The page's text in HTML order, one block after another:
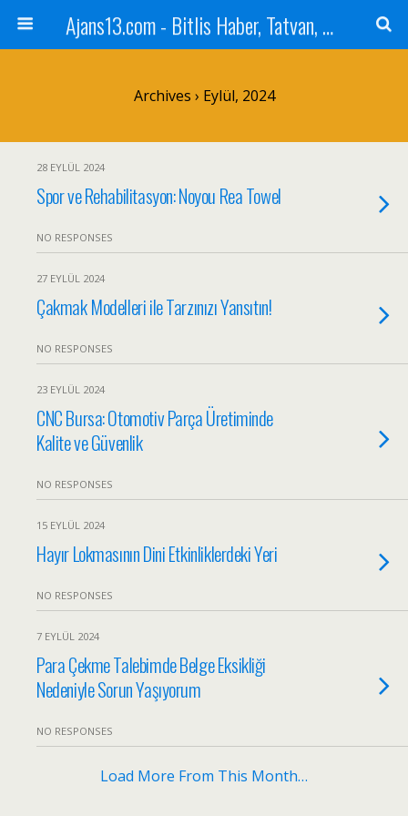
Ajans13.com - Bitlis Haber, Tatvan, Ahlat, Adilcevaz, Mutki, Hizan, Güroymak, Gazete, Ajans, 13, Haber
Archives › Eylül, 2024
28 EYLÜL 2024
Spor ve Rehabilitasyon: Noyou Rea Towel
NO RESPONSES
27 EYLÜL 2024
Çakmak Modelleri ile Tarzınızı Yansıtın!
NO RESPONSES
23 EYLÜL 2024
CNC Bursa: Otomotiv Parça Üretiminde
Kalite ve Güvenlik
NO RESPONSES
15 EYLÜL 2024
Hayır Lokmasının Dini Etkinliklerdeki Yeri
NO RESPONSES
7 EYLÜL 2024
Para Çekme Talebimde Belge Eksikliği
Nedeniyle Sorun Yaşıyorum
NO RESPONSES
Load More From This Month…